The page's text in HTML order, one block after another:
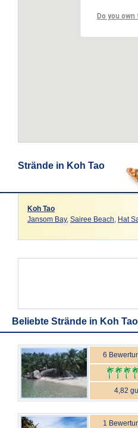
Do you
Strände in Koh Tao
Koh Tao
Jansom Bay, Sairee Beach, Hat
Beliebte Strände in Koh Tao
6
4,82
1